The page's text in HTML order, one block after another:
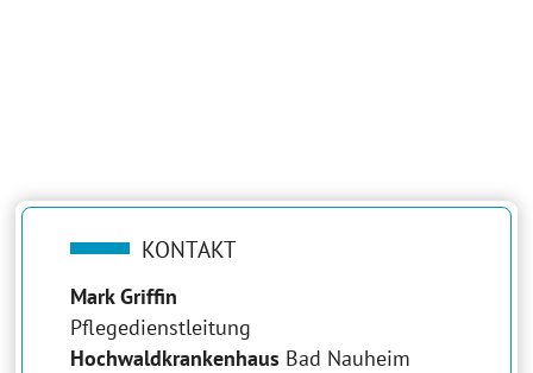
KONTAKT
Mark Griffin
Pflegedienstleitung
Hochwaldkrankenhaus Bad Nauheim